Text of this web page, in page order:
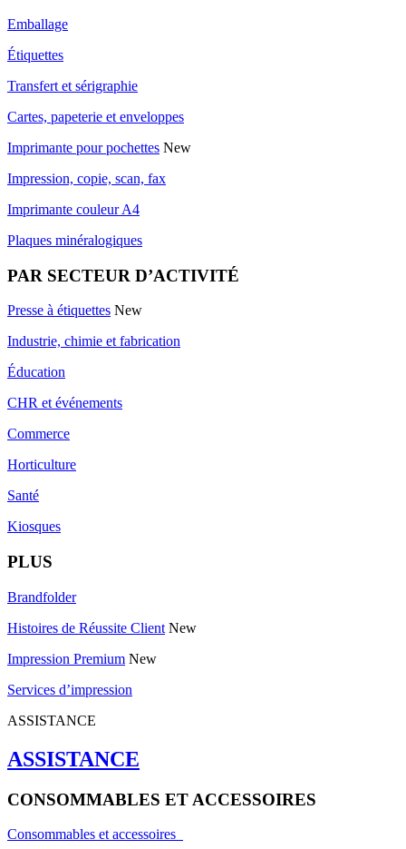
Emballage
Étiquettes
Transfert et sérigraphie
Cartes, papeterie et enveloppes
Imprimante pour pochettes New
Impression, copie, scan, fax
Imprimante couleur A4
Plaques minéralogiques
PAR SECTEUR D’ACTIVITÉ
Presse à étiquettes New
Industrie, chimie et fabrication
Éducation
CHR et événements
Commerce
Horticulture
Santé
Kiosques
PLUS
Brandfolder
Histoires de Réussite Client New
Impression Premium New
Services d’impression
ASSISTANCE
ASSISTANCE
CONSOMMABLES ET ACCESSOIRES
Consommables et accessoires